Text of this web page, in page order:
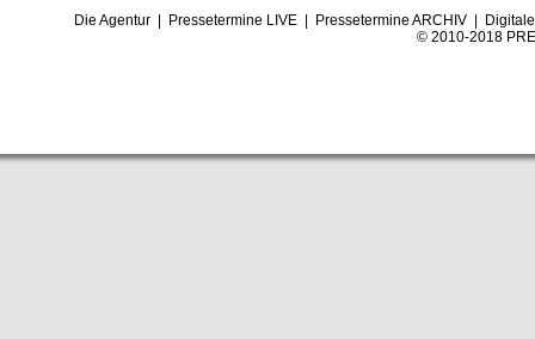
Die Agentur| Pressetermine LIVE| Pressetermine ARCHIV|
© 2010-2018